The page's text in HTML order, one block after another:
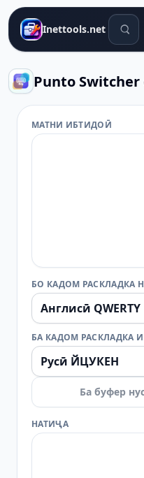
Inettools.net
Punto
МАТНИ ИБТИДОӢ
БО КАДОМ РАСКЛАДКА
БА КАДОМ РАСКЛАДКА
Ба буфер
НАТИҶА